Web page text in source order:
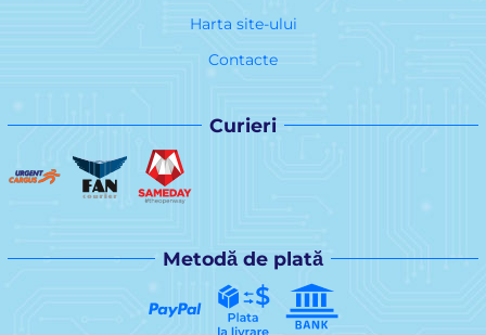
Harta site-ului
Contacte
Curieri
Metodă de plată